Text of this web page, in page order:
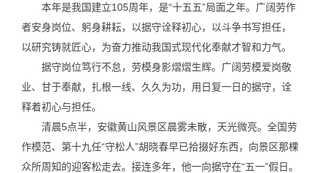
本年是我国建立105周年，是“十五五”局面之年。广阔劳作
者安身岗位、躬身耕耘，以据守诠释初心，以斗争书写担任，
以研究铸就匠心，为奋力推动我国式现代化奉献才智和力气。
据守岗位笃行不怠，劳模身影熠熠生辉。广阔劳模爱岗敬
业、甘于奉献，扎根一线、久久为功，用日复一日的据守，诠
释着初心与担任。
清晨5点半，安徽黄山风景区晨雾未散，天光微亮。全国劳
作模范、第十九任“守松人”胡晓春早已拾掇好东西，向景区那棵
众所周知的迎客松走去。接连多年，他一向据守在“五一”假日。